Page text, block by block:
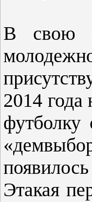
В свою
2014
футболку
Этакая